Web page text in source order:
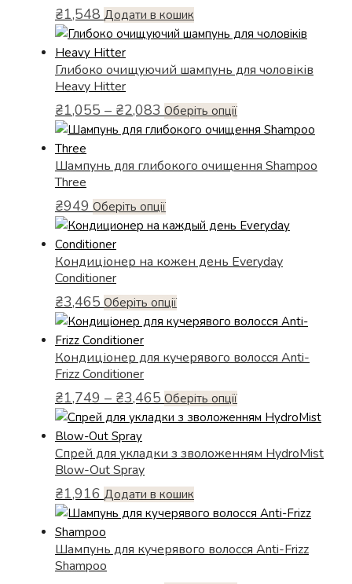
можна
на
товару
₴1,548 Додати в кошик
Глибоко очищуючий шампунь для чоловіків
Heavy Hitter
₴1,055 – ₴2,083 Діапазон
цін:
від
₴1,055
до
Оберіть опціїЦей
товар
кілька
можна
на
Шампунь для глибокого очищення Shampoo
Three
₴949 Оберіть опціїЦей
товар
кілька
Параметри
можна
на
товару
Кондиціонер на кожен день Everyday
Conditioner
₴3,465 Оберіть опціїЦей
товар
кілька
Параметри
можна
на
товару
Кондиціонер для кучерявого волосся Anti-
Frizz Conditioner
₴1,749 – ₴3,465 Діапазон
цін:
від
до
Оберіть опціїЦей
товар
кілька
можна
на
Спрей для укладки з зволоженням HydroMist
Blow-Out Spray
₴1,916 Додати в кошик
Шампунь для кучерявого волосся Anti-Frizz
Shampoo